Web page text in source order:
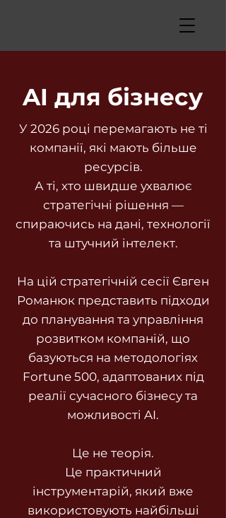
AI для бізнесу
У 2026 році перемагають не ті
компанії, які мають більше
ресурсів.
А ті, хто швидше ухвалює
стратегічні рішення —
спираючись на дані, технології
та штучний інтелект.
На цій стратегічній сесії Євген
Романюк представить підходи
до планування та управління
розвитком компаній, що
базуються на методологіях
Fortune 500, адаптованих під
реалії сучасного бізнесу та
можливості AI.
Це не теорія.
Це практичний
інструментарій, який вже
використовують найбільші